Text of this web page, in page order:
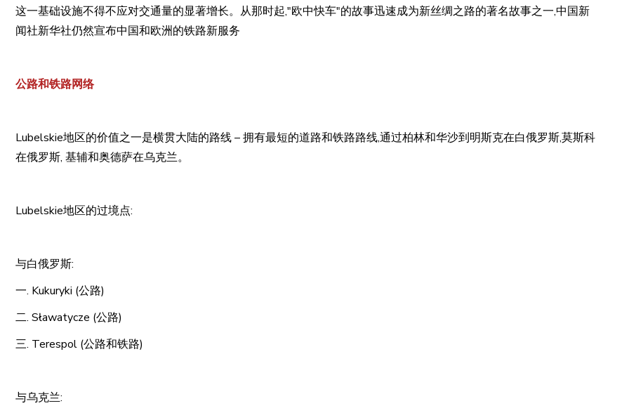
这一基础设施不得不应对交通量的显著增长。从那时起,"欧中快车"的故事迅速成为新丝绸之路的著名故事之一,中国新
闻社新华社仍然宣布中国和欧洲的铁路新服务
公路和铁路网络
Lubelskie地区的价值之一是横贯大陆的路线 – 拥有最短的道路和铁路路线,通过柏林和华沙到明斯克在白俄罗斯,莫斯科
在俄罗斯, 基辅和奥德萨在乌克兰。
Lubelskie地区的过境点:
与白俄罗斯:
一. Kukuryki (公路)
二. Sławatycze (公路)
三. Terespol (公路和铁路)
与乌克兰: